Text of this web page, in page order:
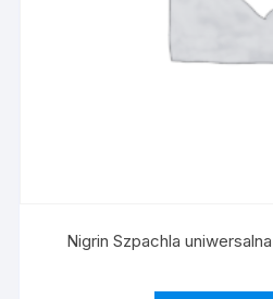
Nigrin Szpachla